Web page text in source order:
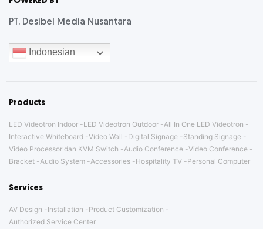
PT. Desibel Media Nusantara
Indonesian
Products
LED Videotron Indoor LED Videotron Outdoor
All In One LED Videotron
Interactive Whiteboard Video Wall Digital Signage
Standing Signage
Video Processor dan KVM Switch
Audio Conference Video Conference
Bracket
Audio System Accessories Hospitality TV Personal Computer
Services
AV Design Installation
Product Customization
Authorized Service Center